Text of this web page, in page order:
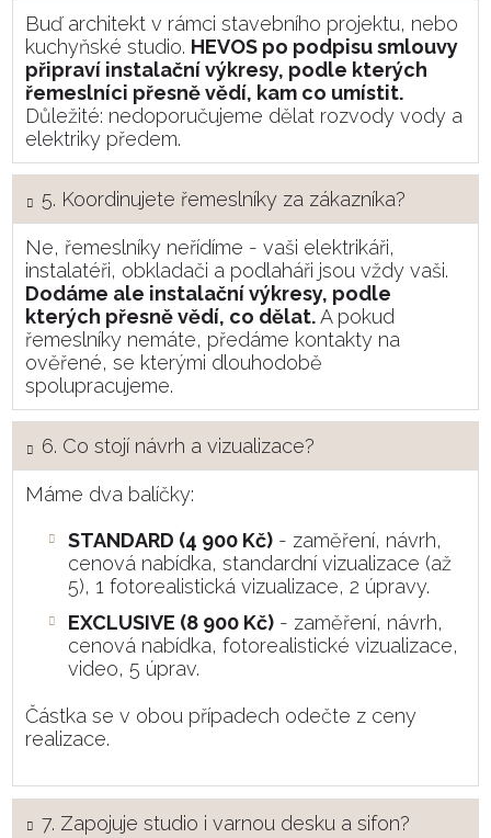
Buď architekt v rámci stavebního projektu, nebo
kuchyňské studio. HEVOS po podpisu smlouvy
připraví instalační výkresy, podle kterých
řemeslníci přesně vědí, kam co umístit.
Důležité: nedoporučujeme dělat rozvody vody a
elektriky předem.
5. Koordinujete řemeslníky za zákazníka?
Ne, řemeslníky neřídíme - vaši elektrikáři,
instalatéři, obkladači a podlaháři jsou vždy vaši.
Dodáme ale instalační výkresy, podle
kterých přesně vědí, co dělat.A pokud
řemeslníky nemáte, předáme kontakty na
ověřené, se kterými dlouhodobě
spolupracujeme.
6. Co stojí návrh a vizualizace?
Máme dva balíčky:
STANDARD (4 900 Kč) - zaměření, návrh,
cenová nabídka, standardní vizualizace (až
5), 1 fotorealistická vizualizace, 2 úpravy.
EXCLUSIVE (8 900 Kč) - zaměření, návrh,
cenová nabídka, fotorealistické vizualizace,
video, 5 úprav.
Částka se v obou případech odečte z ceny
realizace.
7. Zapojuje studio i varnou desku a sifon?